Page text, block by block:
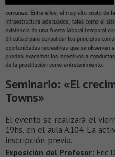
Seminario: «El
Towns»
El evento se realizará el
19hs. en el aula A104. La
inscripción previa.
Exposición del Profesor: Eric